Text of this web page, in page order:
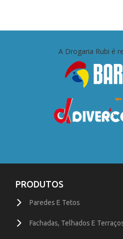
A Drogaria Rubi é
PRODUTOS
Paredes E Tetos
Fachadas, Telhados E